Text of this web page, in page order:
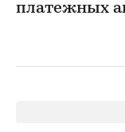
платежных